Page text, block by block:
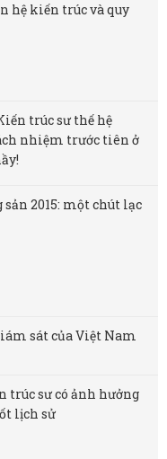
hệ kiến trúc và quy
trúc sư thế hệ
nhiệm trước tiên ở
sản 2015: một chút lạc
sát của Việt Nam
​​trúc sư có ảnh hưởng
lịch sử